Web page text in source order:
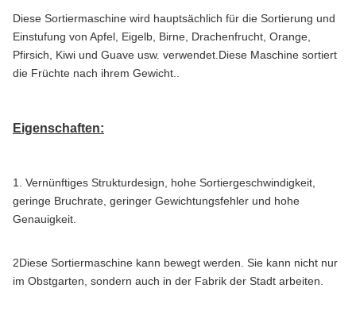
Diese Sortiermaschine wird hauptsächlich für die Sortierung und
Einstufung von Apfel, Eigelb, Birne, Drachenfrucht, Orange,
Pfirsich, Kiwi und Guave usw. verwendet.Diese Maschine sortiert
die Früchte nach ihrem Gewicht..
Eigenschaften:
1. Vernünftiges Strukturdesign, hohe Sortiergeschwindigkeit,
geringe Bruchrate, geringer Gewichtungsfehler und hohe
Genauigkeit.
2Diese Sortiermaschine kann bewegt werden. Sie kann nicht nur
im Obstgarten, sondern auch in der Fabrik der Stadt arbeiten.